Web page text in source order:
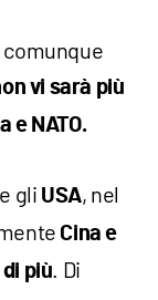
comunque
vi sarà più
e NATO.
gli USA, nel
Cina e
più . Di